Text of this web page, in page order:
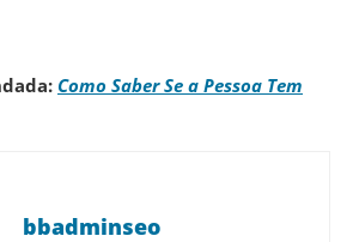
Como Saber Se a Pessoa Tem
bbadminseo